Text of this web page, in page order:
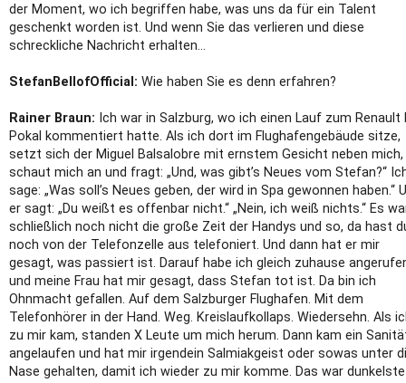
der Moment, wo ich begriffen habe, was uns da für ein Talent
geschenkt worden ist. Und wenn Sie das verlieren und diese
schreckliche Nachricht erhalten…
StefanBellofOfficial: Wie haben Sie es denn erfahren?
Rainer Braun: Ich war in Salzburg, wo ich einen Lauf zum Renault
Pokal kommentiert hatte. Als ich dort im Flughafengebäude sitze,
setzt sich der Miguel Balsalobre mit ernstem Gesicht neben mich,
schaut mich an und fragt: „Und, was gibt’s Neues vom Stefan?“
sage: „Was soll’s Neues geben, der wird in Spa gewonnen haben.“
er sagt: „Du weißt es offenbar nicht.“ „Nein, ich weiß nichts.“ Es
schließlich noch nicht die große Zeit der Handys und so, da hast
noch von der Telefonzelle aus telefoniert. Und dann hat er mir
gesagt, was passiert ist. Darauf habe ich gleich zuhause
und meine Frau hat mir gesagt, dass Stefan tot ist. Da bin ich
Ohnmacht gefallen. Auf dem Salzburger Flughafen. Mit dem
Telefonhörer in der Hand. Weg. Kreislaufkollaps. Wiedersehn. Als
zu mir kam, standen X Leute um mich herum. Dann kam ein
angelaufen und hat mir irgendein Salmiakgeist oder sowas unter
Nase gehalten, damit ich wieder zu mir komme. Das war dunkelste